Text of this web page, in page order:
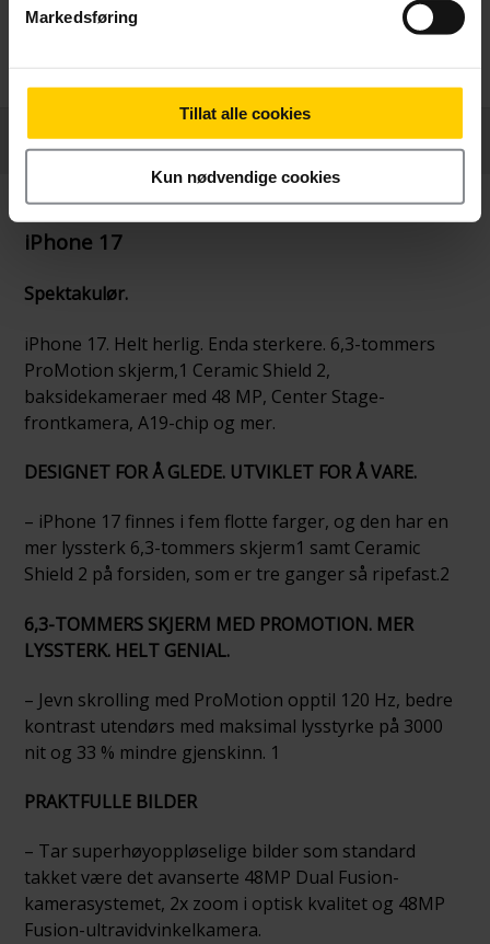
Markedsføring
Tillat alle cookies
Kun nødvendige cookies
Månedlig pris Betal nå
Produktinformasjon
iPhone 17
Spektakulør.
iPhone 17. Helt herlig. Enda sterkere. 6,3-tommers
ProMotion skjerm,1 Ceramic Shield 2,
baksidekameraer med 48 MP, Center Stage-
frontkamera, A19-chip og mer.
DESIGNET FOR Å GLEDE. UTVIKLET FOR Å VARE.
– iPhone 17 finnes i fem flotte farger, og den har en
mer lyssterk 6,3-tommers skjerm1 samt Ceramic
Shield 2 på forsiden, som er tre ganger så ripefast.2
6,3-TOMMERS SKJERM MED PROMOTION. MER
LYSSTERK. HELT GENIAL.
– Jevn skrolling med ProMotion opptil 120 Hz, bedre
kontrast utendørs med maksimal lysstyrke på 3000
nit og 33 % mindre gjenskinn. 1
PRAKTFULLE BILDER
– Tar superhøyoppløselige bilder som standard
takket være det avanserte 48MP Dual Fusion-
kamerasystemet, 2x zoom i optisk kvalitet og 48MP
Fusion-ultravidvinkelkamera.